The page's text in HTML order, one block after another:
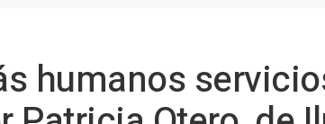
humanos